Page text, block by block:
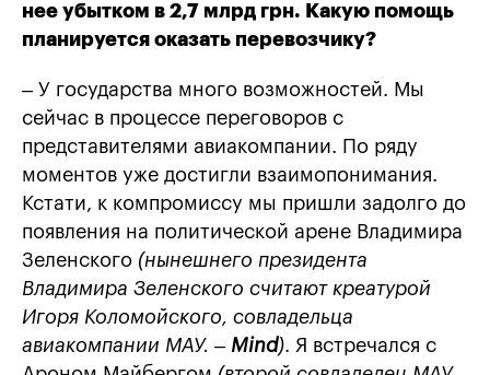
нее убытком в 2,7 млрд грн. Какую помощь
планируется оказать перевозчику?
– У государства много возможностей. Мы
сейчас в процессе переговоров с
представителями авиакомпании. По ряду
моментов уже достигли взаимопонимания.
Кстати, к компромиссу мы пришли задолго до
появления на политической арене Владимира
Зеленского (нынешнего президента
Владимира Зеленского считают креатурой
Игоря Коломойского, совладельца
авиакомпании МАУ. – Mind). Я встречался с